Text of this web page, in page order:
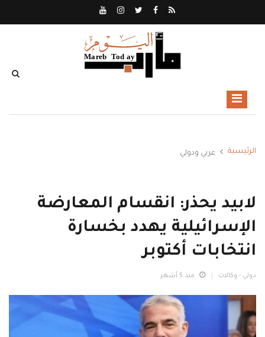
الرئيسية عربي ودولي
لابيد يحذر: انقسام المعارضة
الإسرائيلية يهدد بخسارة
انتخابات أكتوبر
دولي - وكالات منذ 5 أشهر